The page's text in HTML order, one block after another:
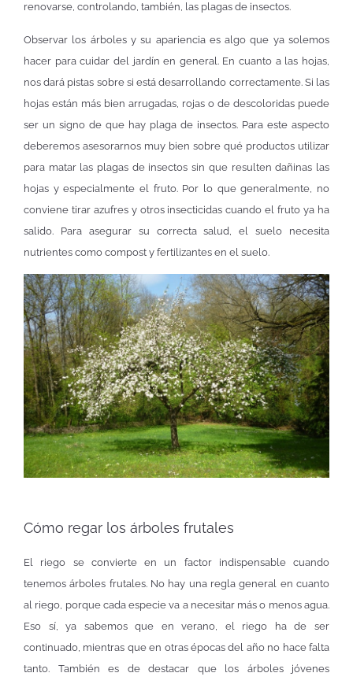
renovarse, controlando, también, las plagas de insectos.
Observar los árboles y su apariencia es algo que ya solemos
hacer para cuidar del jardín en general. En cuanto a las hojas,
nos dará pistas sobre si está desarrollando correctamente. Si las
hojas están más bien arrugadas, rojas o de descoloridas puede
ser un signo de que hay plaga de insectos. Para este aspecto
deberemos asesorarnos muy bien sobre qué productos utilizar
para matar las plagas de insectos sin que resulten dañinas las
hojas y especialmente el fruto. Por lo que generalmente, no
conviene tirar azufres y otros insecticidas cuando el fruto ya ha
salido. Para asegurar su correcta salud, el suelo necesita
nutrientes como compost y fertilizantes en el suelo.
Cómo regar los árboles frutales
El riego se convierte en un factor indispensable cuando
tenemos árboles frutales. No hay una regla general en cuanto
al riego, porque cada especie va a necesitar más o menos agua.
Eso sí, ya sabemos que en verano, el riego ha de ser
continuado, mientras que en otras épocas del año no hace falta
tanto. También es de destacar que los árboles jóvenes